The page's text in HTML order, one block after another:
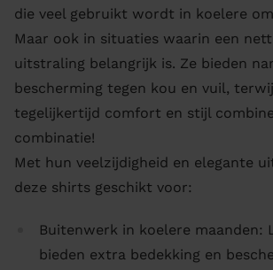
die veel gebruikt wordt in koelere
Maar ook in situaties waarin een
uitstraling belangrijk is. Ze bieden
bescherming tegen kou en vuil,
tegelijkertijd comfort en stijl
combinatie!
Met hun veelzijdigheid en elegante
deze shirts geschikt voor:
Buitenwerk in koelere maanden:
bieden extra bedekking en